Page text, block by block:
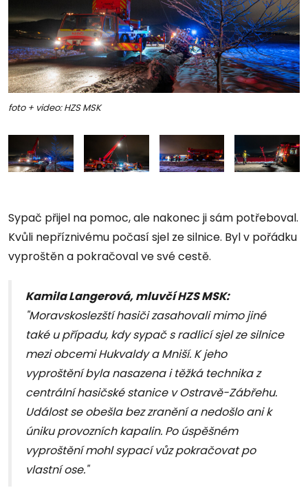
foto + video: HZS MSK
Sypač přijel na pomoc, ale nakonec ji sám potřeboval.
Kvůli nepříznivému počasí sjel ze silnice. Byl v pořádku
vyproštěn a pokračoval ve své cestě.
Kamila Langerová, mluvčí HZS MSK:
"Moravskoslezští hasiči zasahovali mimo jiné
také u případu, kdy sypač s radlicí sjel ze silnice
mezi obcemi Hukvaldy a Mniší. K jeho
vyproštění byla nasazena i těžká technika z
centrální hasičské stanice v Ostravě-Zábřehu.
Událost se obešla bez zranění a nedošlo ani k
úniku provozních kapalin. Po úspěšném
vyproštění mohl sypací vůz pokračovat po
vlastní ose."